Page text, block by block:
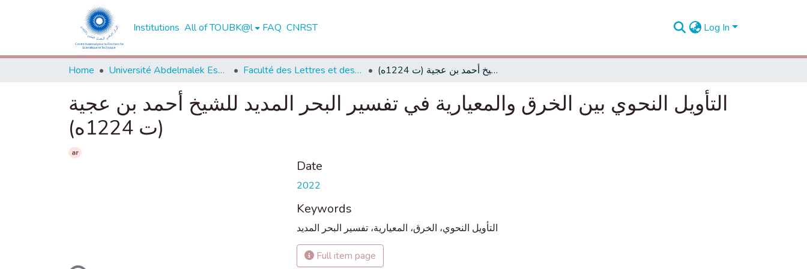
Institutions All of TOUBK@l FAQ CNRST Log In
Home Université Abdelmalek Essaadi - Tétouan Faculté des Lettres et des Sciences Humaines - Tétouan التأويل النحوي بين الخرق والمعيارية في تفسير البحر المديد للشيخ أحمد بن عجية (ت 1224ه)
التأويل النحوي بين الخرق والمعيارية في تفسير البحر المديد للشيخ أحمد بن عجية
(ت 1224ه)
ar
Date
2022
Keywords
التأويل النحوي، الخرق، المعيارية، تفسير البحر المديد
Full item page